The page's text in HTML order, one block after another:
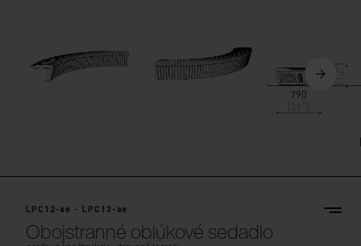
LPC12-ae - LPC13-ae
Obojstranné oblúkové sedadlo